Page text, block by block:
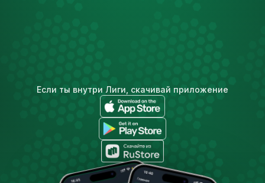
Если ты внутри Лиги, скачивай приложение